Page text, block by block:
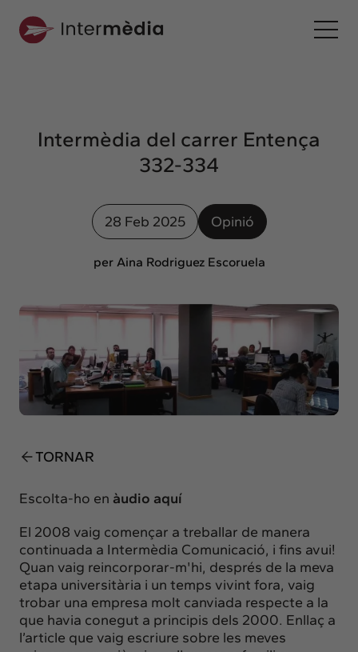
Interconnexió
Els nostres serveis
Interacció
Intermèdia
Interrelació
Insights
Actualitat
Intercanvi
Intermèdia del carrer Entença
332-334
28 Feb 2025 Opinió
per Aina Rodriguez Escoruela
TORNAR
Escolta-ho en àudio aquí
El 2008 vaig començar a treballar de manera
continuada a Intermèdia Comunicació, i fins avui!
Quan vaig reincorporar-m'hi, després de la meva
etapa universitària i un temps vivint fora, vaig
trobar una empresa molt canviada respecte a la
que havia conegut a principis dels 2000. Enllaç a
l’article que vaig escriure sobre les meves